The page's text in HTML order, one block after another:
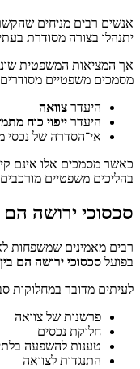
אנשים רבים מניחים
יתנהלו בצורה מסודרת
אך המציאות המשפטית
מסמכים משפטיים
היעדר צוואה
היעדר ייפוי כוח
אי־הסדרה של נכסי
כאשר מסמכים אלו אינם
בהליכים משפטיים
סכסוכי ירושה
רבים מאמינים שמשפחות
בפועל סכסוכי ירושה הם
לעיתים מדובר במחלוקות
פרשנות של צוואה
חלוקת נכסים
טענות להשפעה
התנגדות לצוואה